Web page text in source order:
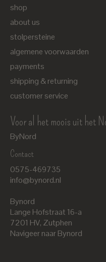
shop
about us
stolpersteine
algemene voorwaarden
payments
shipping & returning
customer service
Voor al het moois uit het
ByNord
Contact
0575-469735
info@bynord.nl
Bynord
Lange Hofstraat 16-a
7201 HV, Zutphen
Navigeer naar Bynord